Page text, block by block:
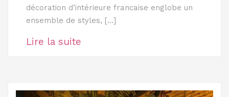
décoration d’intérieure francaise englobe un
ensemble de styles, […]